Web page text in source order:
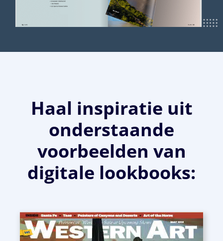
Haal inspiratie uit
onderstaande
voorbeelden van
digitale lookbooks: